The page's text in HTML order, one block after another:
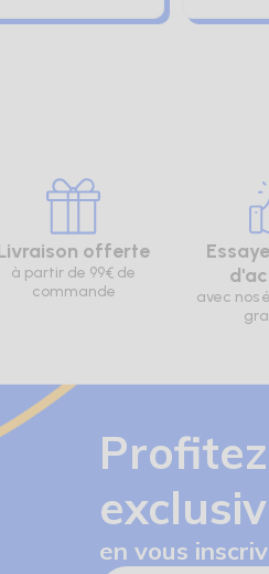
offerte
à partir de 99€ de
commande
avec nos
en vous